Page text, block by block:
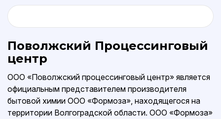
Поволжский Процессинговый
центр
ООО «Поволжский процессинговый центр» является
официальным представителем производителя
бытовой химии ООО «Формоза», находящегося на
территории Волгоградской области. ООО «Формоза»